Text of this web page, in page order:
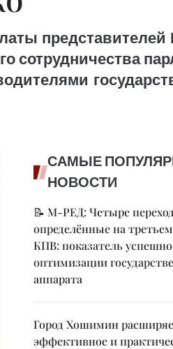
представителей
сотрудничества
САМЫЕ
НОВОСТИ
📝 М-РЕД: Четыре
определённые на
КПВ: показатель
оптимизации
аппарата
Город Хошимин
эффективное и